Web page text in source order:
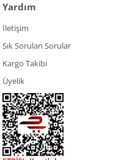
Yardım
İletişim
Sık Sorulan Sorular
Kargo Takibi
Üyelik